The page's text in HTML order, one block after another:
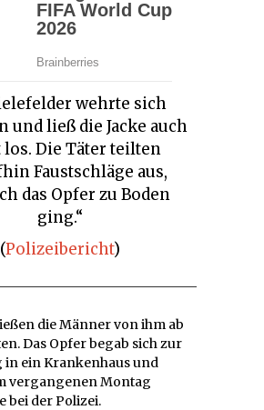
und ließ die Jacke auch
Die Täter teilten
Faustschläge aus,
das Opfer zu Boden
ging.“
( Polizeibericht)
die Männer von ihm ab
Das Opfer begab sich zur
in ein Krankenhaus und
vergangenen Montag
bei der Polizei.